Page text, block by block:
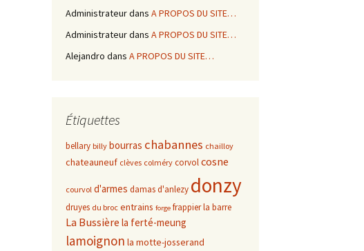
Administrateurdans A PROPOS DU SITE…
Administrateurdans A PROPOS DU SITE…
Alejandro dans A PROPOS DU SITE…
Étiquettes
bellary billy bourras chabannes chailloy
chateauneuf clèves colméry corvolcosne
courvol d'armes damas d'anlezy donzy
druyes du broc entrains forge frappierla barre
La Bussière la ferté-meung
lamoignon la motte-josserand